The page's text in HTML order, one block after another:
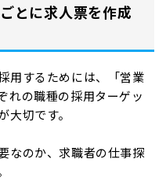
とに求人票を作成
用するためには、「営業
れの職種の採用ターゲッ
大切です。
なのか、求職者の仕事探